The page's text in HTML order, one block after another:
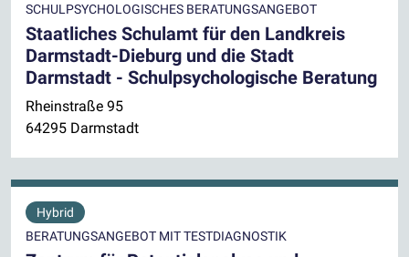
SCHULPSYCHOLOGISCHES BERATUNGSANGEBOT
Staatliches Schulamt für den Landkreis
Darmstadt-Dieburg und die Stadt
Darmstadt - Schulpsychologische Beratung
Rheinstraße 95
64295 Darmstadt
Hybrid
BERATUNGSANGEBOT MIT TESTDIAGNOSTIK